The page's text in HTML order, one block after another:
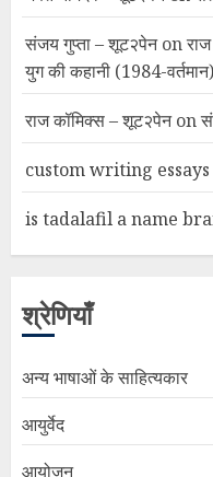
संजय गुप्ता – शूट२पेनon
युग की कहानी (1984-वर्तमान)
राज कॉमिक्स – शूट२पेनon
custom writing
is tadalafil a name
श्रेणियाँ
अन्य भाषाओं के साहित्यकार
आयुर्वेद
आयोजन